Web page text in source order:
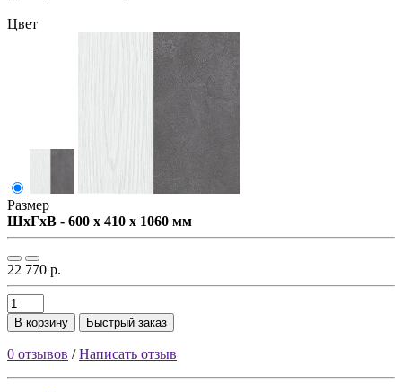
Цвет
Размер
ШxГxВ - 600 x 410 x 1060 мм
22 770 р.
В корзину Быстрый заказ
0 отзывов /Написать отзыв